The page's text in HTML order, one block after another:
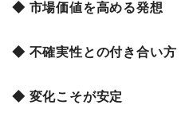
◆ 市場価値を高める発想
◆ 不確実性との付き合い方
◆ 変化こそが安定